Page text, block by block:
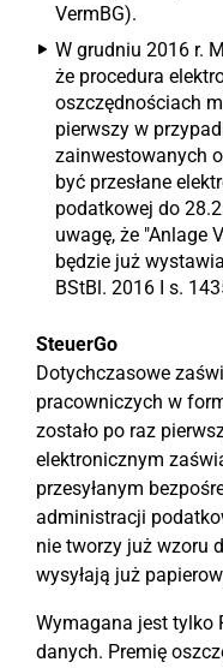
VermBG).
W grudniu 2016 r.
że procedura
oszczędnościach
pierwszy w
zainwestowanych
być przesłane
podatkowej do
uwagę, że "Anlage
będzie już
BStBl. 2016 I s.
SteuerGo
Dotychczasowe
pracowniczych w
zostało po raz
elektronicznym
przesyłanym
administracji
nie tworzy już wzoru
wysyłają już
Wymagana jest tylko
danych. Premię